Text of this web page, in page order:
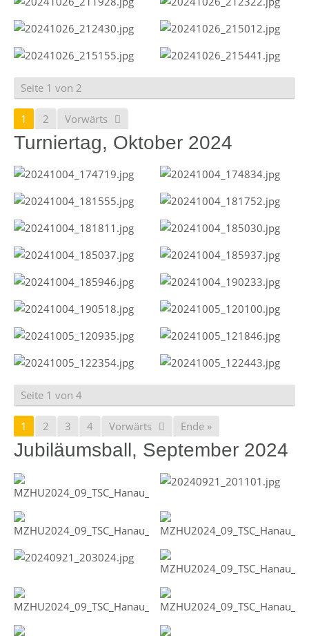
Seite 1 von 2
1 2 Vorwärts
Turniertag, Oktober 2024
Seite 1 von 4
1 2 3 4 Vorwärts Ende »
Jubiläumsball, September 2024